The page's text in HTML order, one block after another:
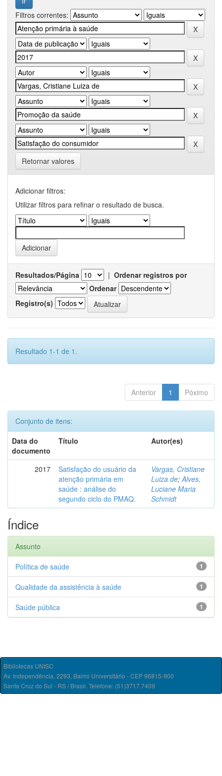
Filtros correntes:
Retornar valores
Adicionar filtros:
Utilizar filtros para refinar o resultado de busca.
Resultados/Página | Ordenar registros por
Ordenar
Registro(s)
Resultado 1-1 de 1.
Anterior 1 Póximo
Conjunto de itens:
Data do
documento
Título Autor(es)
2017
Satisfação do usuário da
atenção primária em
saúde : análise do
segundo ciclo do PMAQ.
Vargas, Cristiane
Luiza de;Alves,
Luciane Maria
Schmidt
Índice
Assunto
1
Política de saúde
1
Qualidade da assistência à saúde
1
Saúde pública
Bibliotecas UNISC
Av. Independência, 2293, Bairro Universitário - CEP 96815-900
Santa Cruz do Sul - RS / Brasil. Telefone: (51)3717.7409